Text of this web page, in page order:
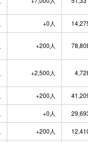
+0人
+200人
+2,500人
+200人
+0人
+200人